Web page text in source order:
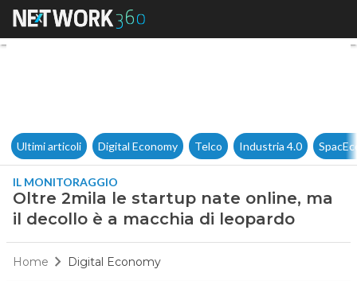
Oltre 2mila le startup nate
Ultimi articoli Digital Economy Telco Industria 4.0
IL MONITORAGGIO
Oltre 2mila le startup nate online, ma
il decollo è a macchia di leopardo
Home Digital Economy